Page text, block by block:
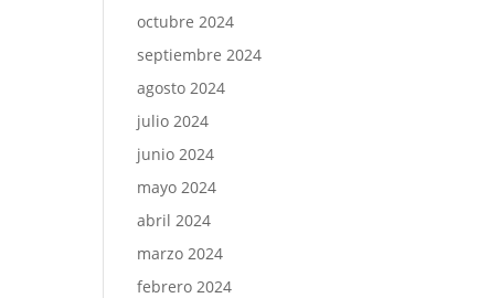
octubre 2024
septiembre 2024
agosto 2024
julio 2024
junio 2024
mayo 2024
abril 2024
marzo 2024
febrero 2024